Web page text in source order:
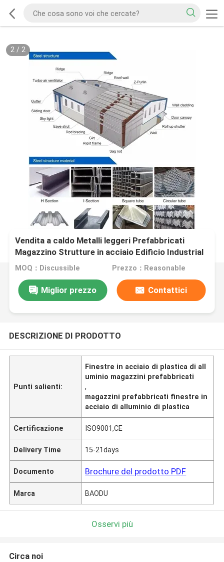
2/ 2
Vendita a caldo Metalli leggeri Prefabbricati
Magazzino Strutture in acciaio Edificio Industrial
Workshop Sala Costruzione Commerciale
MOQ：Discussible Prezzo：Reasonable
Miglior prezzo Contattici
DESCRIZIONE DI PRODOTTO
Punti salienti:
Finestre in acciaio di plastica di all
uminio magazzini prefabbricati
,
magazzini prefabbricati finestre in
acciaio di alluminio di plastica
Certificazione ISO9001,CE
Delivery Time 15-21days
Documento Brochure del prodotto PDF
Marca BAODU
Osservi più
Circa noi